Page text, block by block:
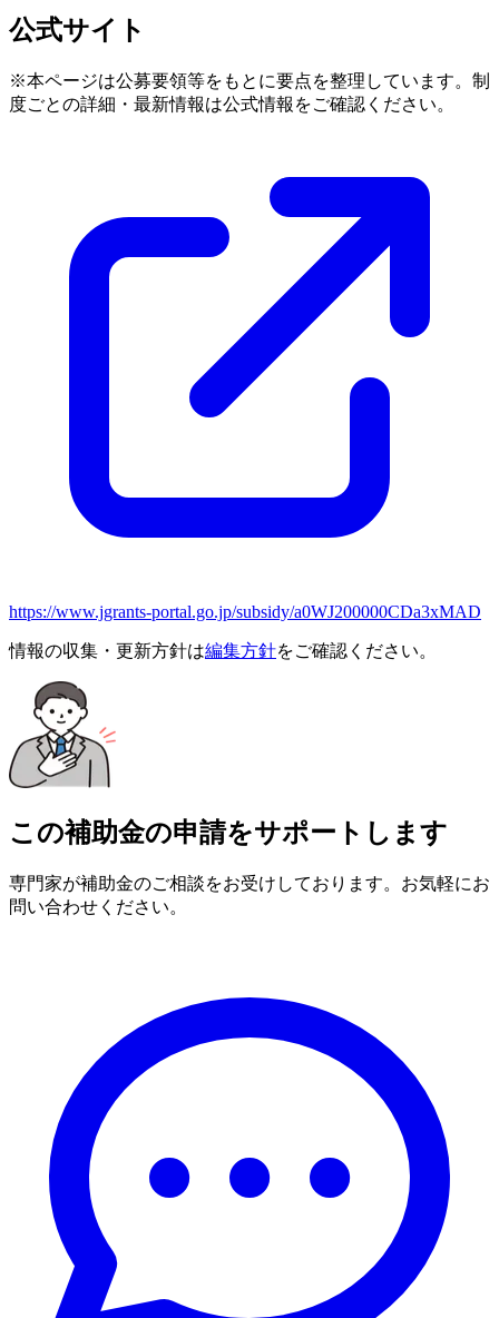
公式サイト
※本ページは公募要領等をもとに要点を整理しています。制
度ごとの詳細・最新情報は公式情報をご確認ください。
https://www.jgrants-portal.go.jp/subsidy/a0WJ200000CDa3xMAD
情報の収集・更新方針は編集方針をご確認ください。
この補助金の申請をサポートします
専門家が補助金のご相談をお受けしております。お気軽にお
問い合わせください。